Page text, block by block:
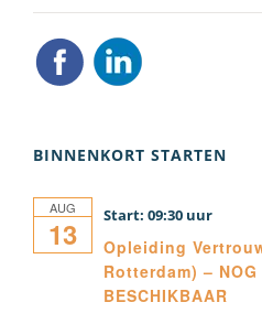
BINNENKORT STARTEN
AUG
13 09:30
Opleiding
Rotterdam) – NOG
BESCHIKBAAR